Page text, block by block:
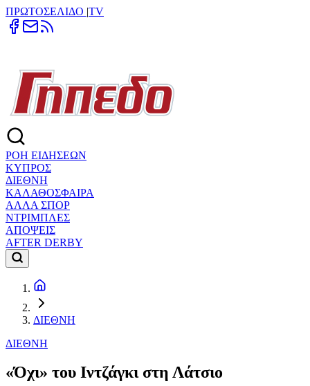
ΠΡΩΤΟΣΕΛΙΔΟ |TV
ΡΟΗ ΕΙΔΗΣΕΩΝ
ΚΥΠΡΟΣ
ΔΙΕΘΝΗ
ΚΑΛΑΘΟΣΦΑΙΡΑ
ΑΛΛΑ ΣΠΟΡ
ΝΤΡΙΜΠΛΕΣ
ΑΠΟΨΕΙΣ
AFTER DERBY
ΔΙΕΘΝΗ
ΔΙΕΘΝΗ
«Όχι» του Ιντζάγκι στη Λάτσιο